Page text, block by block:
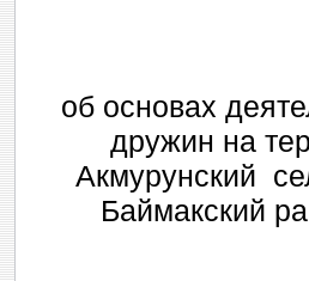
об основах
дружин на
Акмурунский
Баймакский